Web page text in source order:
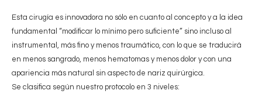
Esta cirugía es innovadora no sólo en cuanto al concepto y a la idea
fundamental “modificar lo mínimo pero suficiente” sino incluso al
instrumental, más fino y menos traumático, con lo que se traducirá
en menos sangrado, menos hematomas y menos dolor y con una
apariencia más natural sin aspecto de nariz quirúrgica.
Se clasifica según nuestro protocolo en 3 niveles: